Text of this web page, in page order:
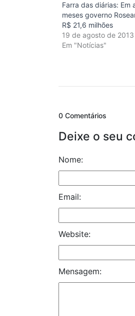
Farra das diárias: Em
meses governo
R$ 21,6 milhões
19 de agosto de 2013
Em "Notícias"
0 Comentários
Deixe o seu
Nome:
Email:
Website:
Mensagem: